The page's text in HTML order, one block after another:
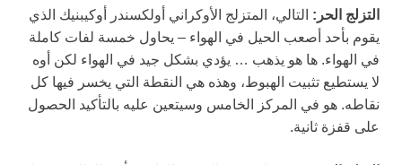
التزلج الحر: التالي، المتزلج الأوكراني أولكسندر أوكيبنيك الذي
يقوم بأحد أصعب الحيل في الهواء – يحاول خمسة لفات كاملة
في الهواء. ها هو يذهب … يؤدي بشكل جيد في الهواء لكن أوه
لا يستطيع تثبيت الهبوط، وهذه هي النقطة التي يخسر فيها كل
نقاطه. هو في المركز الخامس وسيتعين عليه بالتأكيد الحصول
على قفزة ثانية.